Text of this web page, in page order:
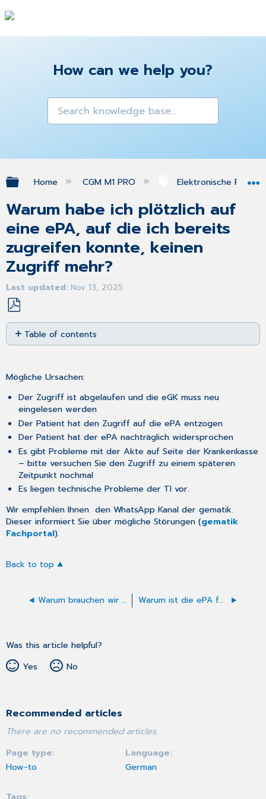
How can we help you?
Expand/collapse global hierarchy
Home CGM M1 PRO Elektronische
Warum habe ich plötzlich auf
eine ePA, auf die ich bereits
zugreifen konnte, keinen
Zugriff mehr?
Last updated Nov 13, 2025
Save
as
PDF
Table of contents
No
Mögliche Ursachen:
Der Zugriff ist abgelaufen und die eGK muss neu
eingelesen werden
Der Patient hat den Zugriff auf die ePA entzogen
Der Patient hat der ePA nachträglich widersprochen
Es gibt Probleme mit der Akte auf Seite der Krankenkasse
– bitte versuchen Sie den Zugriff zu einem späteren
Zeitpunkt nochmal
Es liegen technische Probleme der TI vor.
Wir empfehlen Ihnen den WhatsApp Kanal der gematik.
Dieser informiert Sie über mögliche Störungen (gematik
Fachportal).
Back to top
Warum brauchen wir die ePA für alle? Warum ist die ePA für alle sinnvoll?
Was this article helpful?
Yes
No
Recommended articles
There are no recommended articles.
Page type
How-to
Language
German